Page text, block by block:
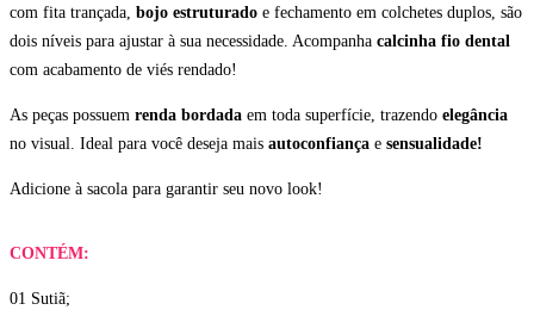
com fita trançada, bojo estruturado e fechamento em colchetes duplos, são
dois níveis para ajustar à sua necessidade. Acompanha calcinha fio dental
com acabamento de viés rendado!
As peças possuem renda bordada em toda superfície, trazendo elegância
no visual. Ideal para você deseja mais autoconfiança e sensualidade!
Adicione à sacola para garantir seu novo look!
CONTÉM:
01 Sutiã;